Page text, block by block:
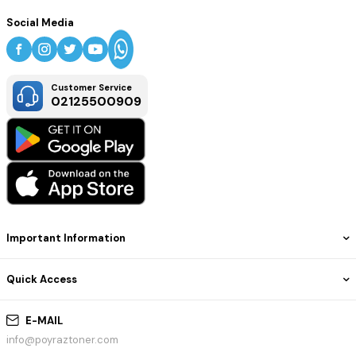
E-MAIL
info@poyraztoner.com
Important Information
Quick Access
Social Media
Customer Service
02125500909